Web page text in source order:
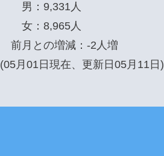
男：9,331人
女：8,965人
前月との増減：-2人増
(05月01日現在、更新日05月11日)